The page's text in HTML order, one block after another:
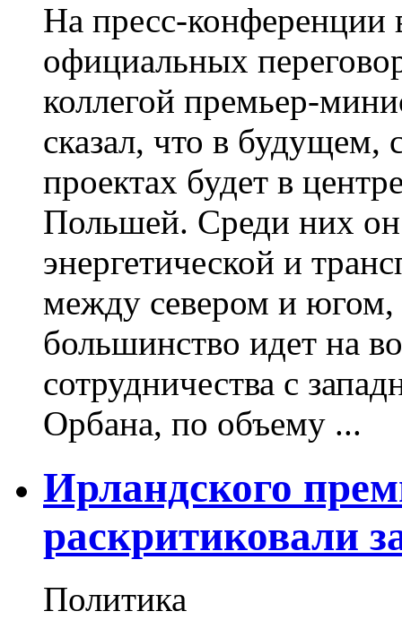
На пресс-конференции
официальных
коллегой премьер-
сказал, что в будущем,
проектах будет в
Польшей. Среди них он
энергетической и
между севером и югом,
большинство идет на
сотрудничества с
Орбана, по объему ...
Ирландского
раскритиковали
Политика